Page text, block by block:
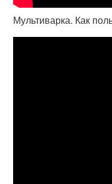
Мультиварка. Как